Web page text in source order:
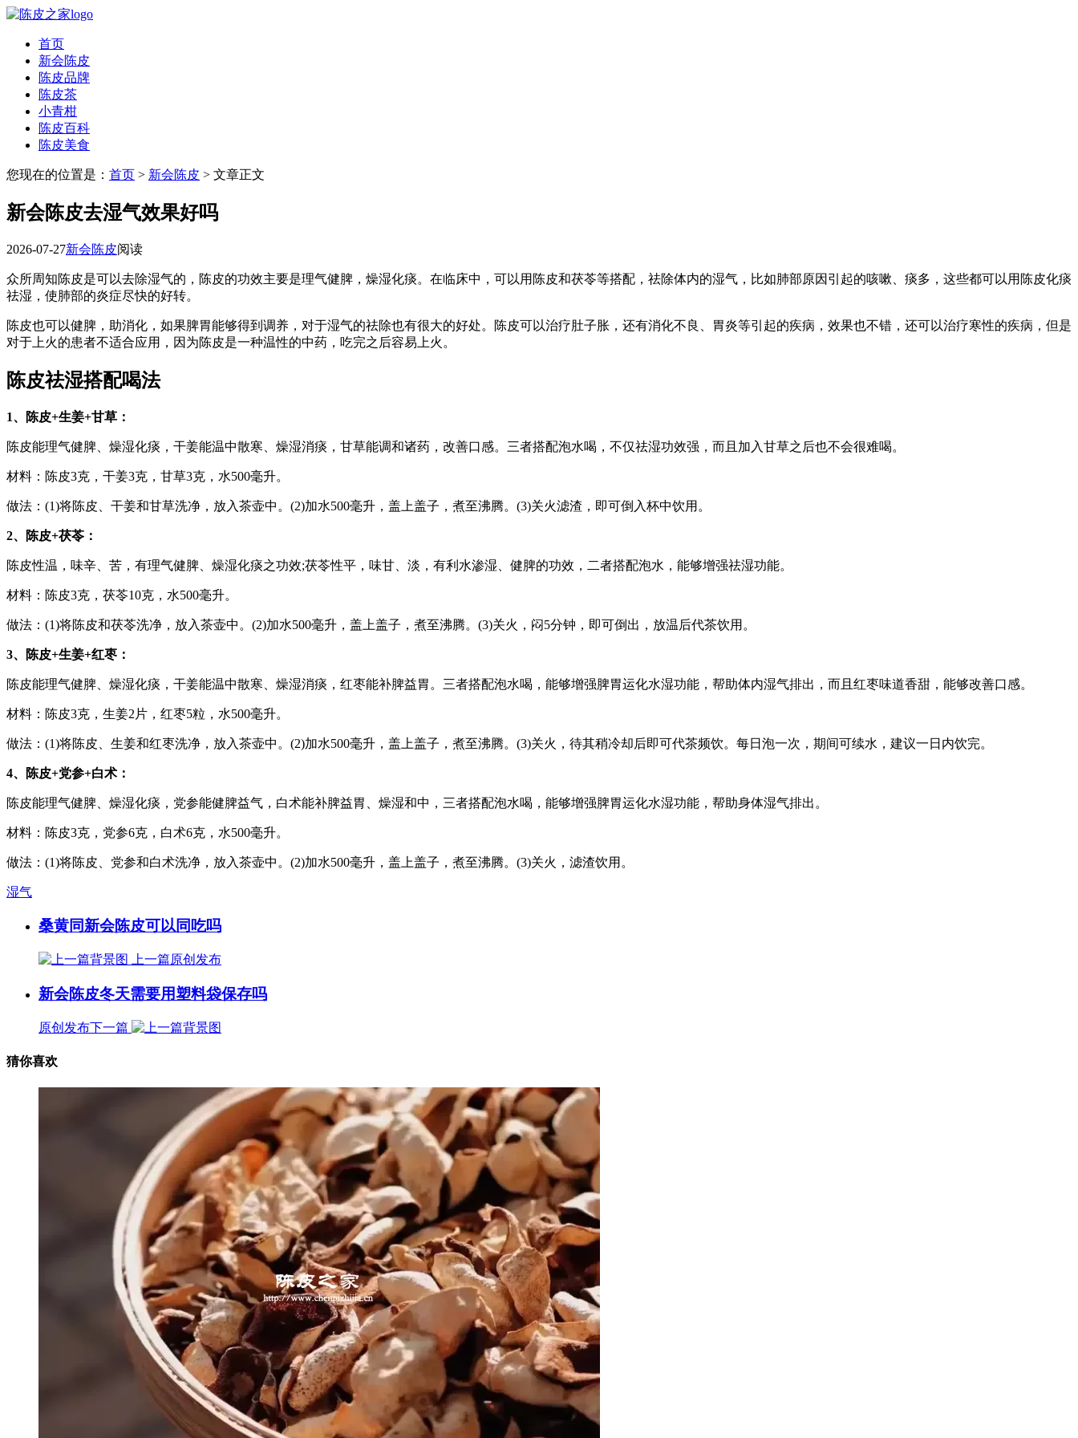
首页
新会陈皮
陈皮品牌
陈皮茶
小青柑
陈皮百科
陈皮美食
您现在的位置是： 首页 > 新会陈皮 > 文章正文
新会陈皮去湿气效果好吗
2026-07-27新会陈皮阅读
众所周知陈皮是可以去除湿气的，陈皮的功效主要是理气健脾，燥湿化痰。在临床中，可以用陈皮和茯苓等搭配，祛除体内的湿气，比如肺部原因引起的咳嗽、痰多，这些都可以用陈皮化痰
祛湿，使肺部的炎症尽快的好转。
陈皮也可以健脾，助消化，如果脾胃能够得到调养，对于湿气的祛除也有很大的好处。陈皮可以治疗肚子胀，还有消化不良、胃炎等引起的疾病，效果也不错，还可以治疗寒性的疾病，但是
对于上火的患者不适合应用，因为陈皮是一种温性的中药，吃完之后容易上火。
陈皮祛湿搭配喝法
1、陈皮+生姜+甘草：
陈皮能理气健脾、燥湿化痰，干姜能温中散寒、燥湿消痰，甘草能调和诸药，改善口感。三者搭配泡水喝，不仅祛湿功效强，而且加入甘草之后也不会很难喝。
材料：陈皮3克，干姜3克，甘草3克，水500毫升。
做法：(1)将陈皮、干姜和甘草洗净，放入茶壶中。(2)加水500毫升，盖上盖子，煮至沸腾。(3)关火滤渣，即可倒入杯中饮用。
2、陈皮+茯苓：
陈皮性温，味辛、苦，有理气健脾、燥湿化痰之功效;茯苓性平，味甘、淡，有利水渗湿、健脾的功效，二者搭配泡水，能够增强祛湿功能。
材料：陈皮3克，茯苓10克，水500毫升。
做法：(1)将陈皮和茯苓洗净，放入茶壶中。(2)加水500毫升，盖上盖子，煮至沸腾。(3)关火，闷5分钟，即可倒出，放温后代茶饮用。
3、陈皮+生姜+红枣：
陈皮能理气健脾、燥湿化痰，干姜能温中散寒、燥湿消痰，红枣能补脾益胃。三者搭配泡水喝，能够增强脾胃运化水湿功能，帮助体内湿气排出，而且红枣味道香甜，能够改善口感。
材料：陈皮3克，生姜2片，红枣5粒，水500毫升。
做法：(1)将陈皮、生姜和红枣洗净，放入茶壶中。(2)加水500毫升，盖上盖子，煮至沸腾。(3)关火，待其稍冷却后即可代茶频饮。每日泡一次，期间可续水，建议一日内饮完。
4、陈皮+党参+白术：
陈皮能理气健脾、燥湿化痰，党参能健脾益气，白术能补脾益胃、燥湿和中，三者搭配泡水喝，能够增强脾胃运化水湿功能，帮助身体湿气排出。
材料：陈皮3克，党参6克，白术6克，水500毫升。
做法：(1)将陈皮、党参和白术洗净，放入茶壶中。(2)加水500毫升，盖上盖子，煮至沸腾。(3)关火，滤渣饮用。
湿气
桑黄同新会陈皮可以同吃吗
上一篇原创发布
新会陈皮冬天需要用塑料袋保存吗
原创发布下一篇
猜你喜欢